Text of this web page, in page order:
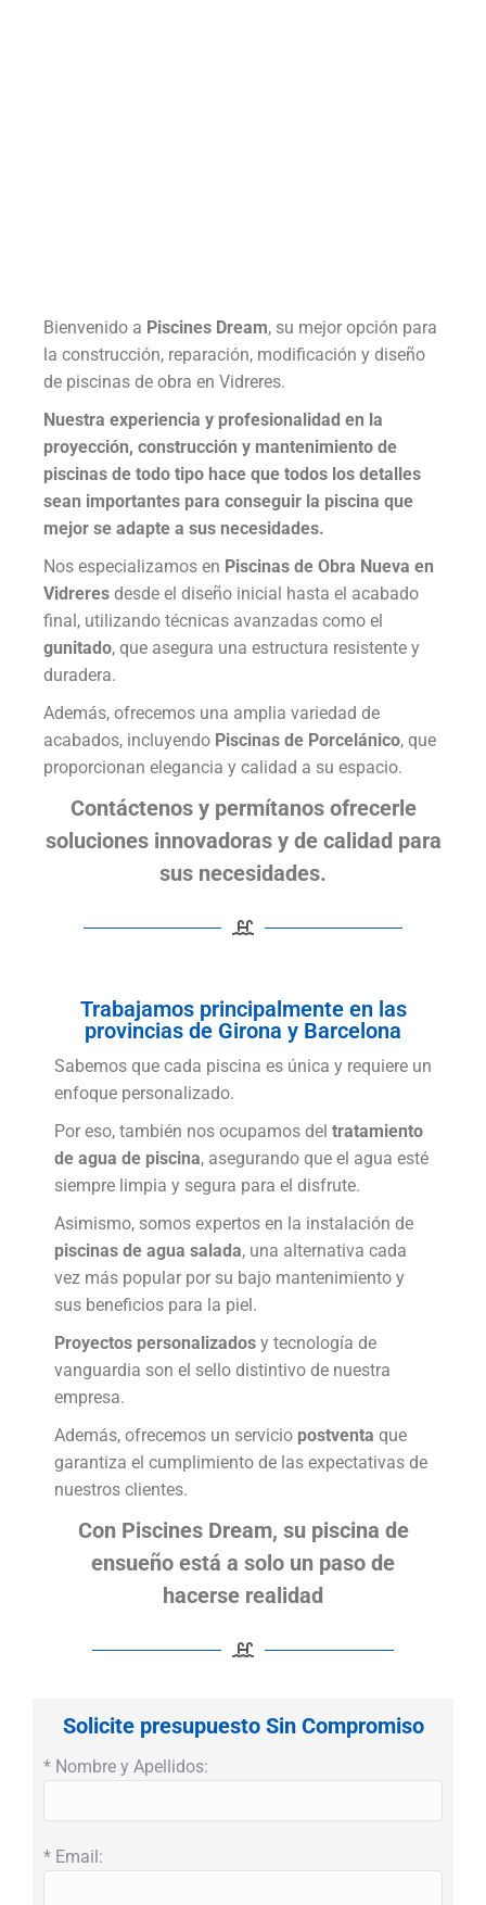
Bienvenido a Piscines Dream, su mejor opción para
la construcción, reparación, modificación y diseño
de piscinas de obra en Vidreres.
Nuestra experiencia y profesionalidad en la
proyección, construcción y mantenimiento de
piscinas de todo tipo hace que todos los detalles
sean importantes para conseguir la piscina que
mejor se adapte a sus necesidades.
Nos especializamos en Piscinas de Obra Nueva en
Vidreres desde el diseño inicial hasta el acabado
final, utilizando técnicas avanzadas como el
gunitado, que asegura una estructura resistente y
duradera.
Además, ofrecemos una amplia variedad de
acabados, incluyendo Piscinas de Porcelánico, que
proporcionan elegancia y calidad a su espacio.
Contáctenos y permítanos ofrecerle
soluciones innovadoras y de calidad para
sus necesidades.
Trabajamos principalmente en las
provincias de Girona y Barcelona
Sabemos que cada piscina es única y requiere un
enfoque personalizado.
Por eso, también nos ocupamos del tratamiento
de agua de piscina, asegurando que el agua esté
siempre limpia y segura para el disfrute.
Asimismo, somos expertos en la instalación de
piscinas de agua salada, una alternativa cada
vez más popular por su bajo mantenimiento y
sus beneficios para la piel.
Proyectos personalizados y tecnología de
vanguardia son el sello distintivo de nuestra
empresa.
Además, ofrecemos un servicio postventa que
garantiza el cumplimiento de las expectativas de
nuestros clientes.
Con Piscines Dream, su piscina de
ensueño está a solo un paso de
hacerse realidad
Solicite presupuesto Sin Compromiso
* Nombre y Apellidos:
* Email: